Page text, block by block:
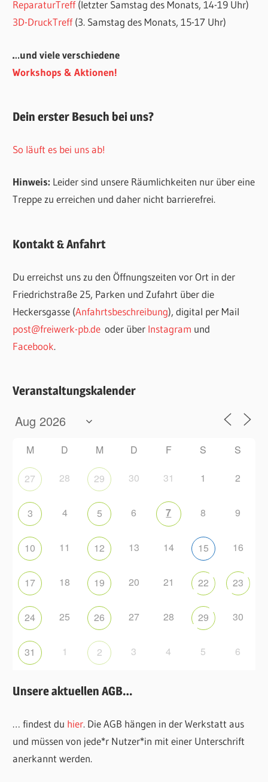
ReparaturTreff(letzter Samstag des Monats, 14-19 Uhr)
3D-DruckTreff(3. Samstag des Monats, 15-17 Uhr)
…und viele verschiedene
Workshops & Aktionen!
Dein erster Besuch bei uns?
So läuft es bei uns ab!
Hinweis: Leider sind unsere Räumlichkeiten nur über eine
Treppe zu erreichen und daher nicht barrierefrei.
Kontakt & Anfahrt
Du erreichst uns zu den Öffnungszeiten vor Ort in der
Friedrichstraße 25, Parken und Zufahrt über die
Heckersgasse (Anfahrtsbeschreibung), digital per Mail
post@freiwerk-pb.de oder über Instagram und
Facebook.
Veranstaltungskalender
M D M D F S S
27 28 29 30 31 1 2
3 4 5 6 7 8 9
10 11 12 13 14 15 16
17 18 19 20 21 22 23
24 25 26 27 28 29 30
31 1 2 3 4 5 6
Unsere aktuellen AGB…
… findest du hier. Die AGB hängen in der Werkstatt aus
und müssen von jede*r Nutzer*in mit einer Unterschrift
anerkannt werden.